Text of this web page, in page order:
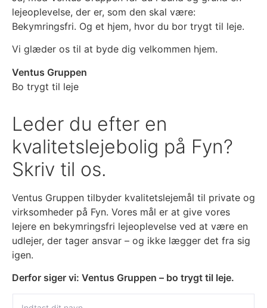
lejeoplevelse, der er, som den skal være:
Bekymringsfri. Og et hjem, hvor du bor trygt til leje.
Vi glæder os til at byde dig velkommen hjem.
Ventus Gruppen
Bo trygt til leje
Leder du efter en
kvalitetslejebolig på Fyn?
Skriv til os.
Ventus Gruppen tilbyder kvalitetslejemål til private og
virksomheder på Fyn. Vores mål er at give vores
lejere en bekymringsfri lejeoplevelse ved at være en
udlejer, der tager ansvar – og ikke lægger det fra sig
igen.
Derfor siger vi: Ventus Gruppen – bo trygt til leje.
N